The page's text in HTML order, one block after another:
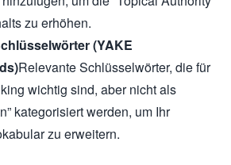
zu erhöhen.
(YAKE
Relevante Schlüsselwörter, die für
wichtig sind, aber nicht als
kategorisiert werden, um Ihr
zu erweitern.